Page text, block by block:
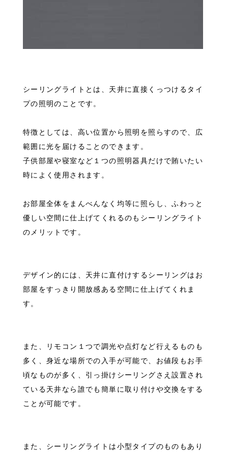
シーリングライトとは、天井に直接くっつけるタイ
プの照明のことです。
特徴としては、高い位置から照明を照らすので、広
範囲に光を届けることのできます。
子供部屋や寝室など１つの照明器具だけで賄いたい
時によく使用されます。
お部屋全体をまんべんなく均等に照らし、ふわっと
優しい空間に仕上げてくれるのもシーリングライト
のメリットです。
デザイン的には、天井に直付けするシーリングはお
部屋をすっきり開放感ある空間に仕上げてくれま
す。
また、リモコン１つで調光や点灯など行えるものも
多く、身近な場所での入手が可能で、お値段もお手
頃なものが多く、引っ掛けシーリングさえ設置され
ている天井なら誰でも簡単に取り付けや交換をする
ことが可能です。
また、シーリングライトは小型タイプのものもあり